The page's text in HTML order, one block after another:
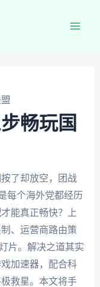
畅玩国
了却放空，团战
每个海外党都经历
才能真正畅快？上
、运营商路由策
片。解决之道其实
加速器，配合科
救星。本文将手